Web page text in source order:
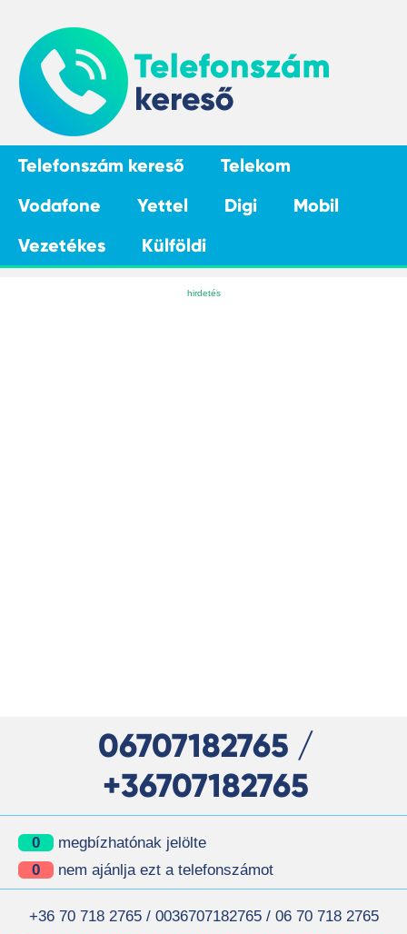
Telefonszám kereső
Telekom
Vodafone
Yettel Digi
Mobil
Vezetékes
Külföldi
06707182765 /
+36707182765
0
megbízhatónak jelölte
0
nem ajánlja ezt a telefonszámot
+36 70 718 2765 / 0036707182765 / 06 70 718 2765